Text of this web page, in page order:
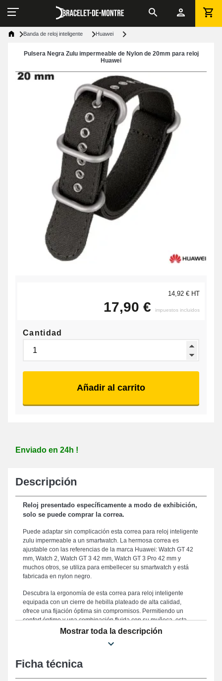
Banda de reloj inteligente Huawei
Pulsera Negra Zulu impermeable de Nylon de 20mm para reloj
Huawei
14,92 € HT
17,90 € impuestos incluidos
Cantidad
Añadir al carrito
Enviado en 24h !
Descripción
Reloj presentado específicamente a modo de exhibición,
solo se puede comprar la correa.
Puede adaptar sin complicación esta correa para reloj inteligente
zulu impermeable a un smartwatch. La hermosa correa es
ajustable con las referencias de la marca Huawei: Watch GT 42
mm, Watch 2, Watch GT 3 42 mm, Watch GT 3 Pro 42 mm y
muchos otros, se utiliza para embellecer su smartwatch y está
fabricada en nylon negro.
Descubra la ergonomía de esta correa para reloj inteligente
equipada con un cierre de hebilla plateado de alta calidad,
ofrece una fijación óptima sin compromisos. Permitiendo un
confort óptimo y una combinación fluida con su muñeca, esta
correa para reloj tiene un ancho de 20 mm. La correa de reloj de
que esté desgastada o dañada, porque es resistente. El color
un aspecto atlético y elegante a su reloj inteligente. Este tipo de
Mostrar toda la descripción
Ficha técnica